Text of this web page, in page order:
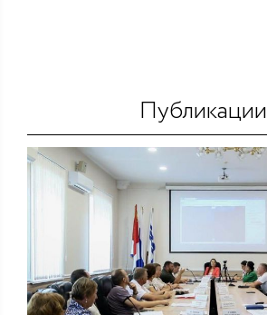
Публикации